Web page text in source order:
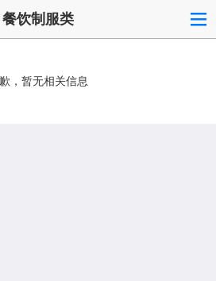
餐饮制服类
，暂无相关信息